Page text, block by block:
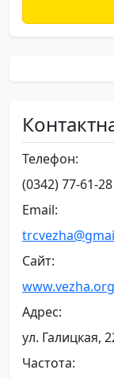
Телефон:
(0342) 77-61-28
Email:
Сайт:
www.vezha.org
Адрес:
ул. Галицкая,
Частота: